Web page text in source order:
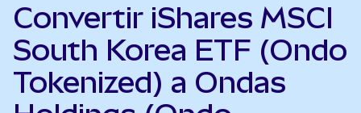
Convertir iShares MSCI
South Korea ETF (Ondo
Tokenized) a Ondas